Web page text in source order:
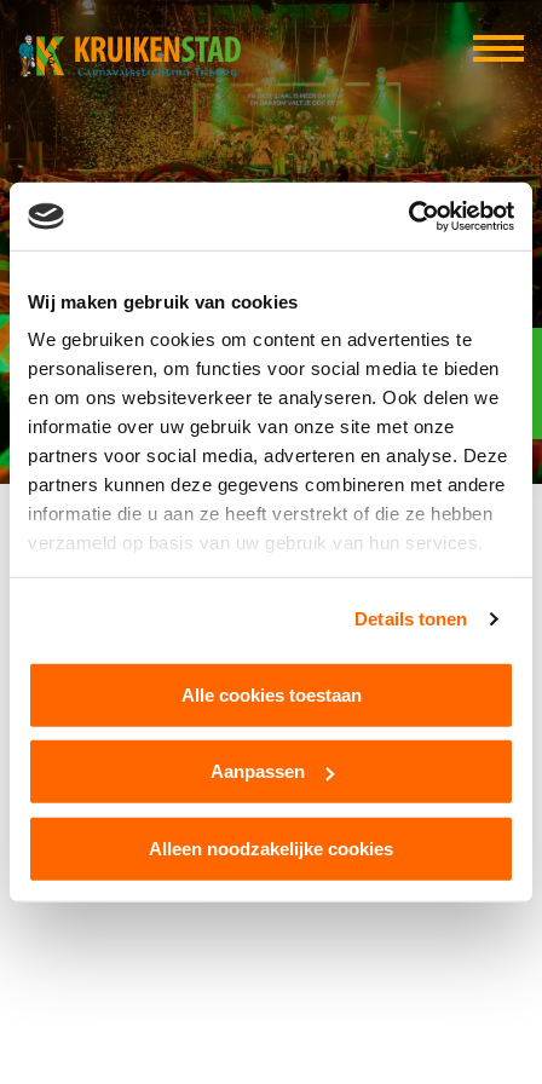
Wij maken gebruik van cookies
We gebruiken cookies om content en advertenties te
personaliseren, om functies voor social media te bieden
en om ons websiteverkeer te analyseren. Ook delen we
informatie over uw gebruik van onze site met onze
partners voor social media, adverteren en analyse. Deze
partners kunnen deze gegevens combineren met andere
informatie die u aan ze heeft verstrekt of die ze hebben
verzameld op basis van uw gebruik van hun services.
Details tonen
Alle cookies toestaan
Aanpassen
Alleen noodzakelijke cookies
Drink Schrobbelèr
Snapchat
Threads
Delen
Elf-elf
over
96
© 2026 Kruikenstad. Product van2manydots
Colofon Cookies Disclaimer Privacy